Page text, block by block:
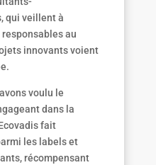
qui veillent à
responsables au
innovants voient
voulu le
dans la
fait
les labels et
récompensant